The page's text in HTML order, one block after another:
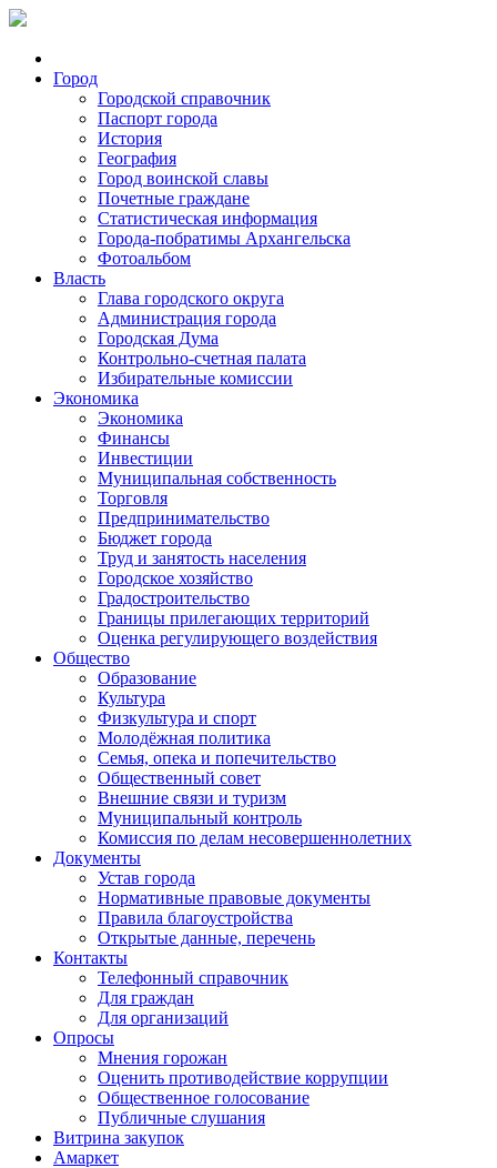
Город
Городской справочник
Паспорт города
История
География
Город воинской славы
Почетные граждане
Статистическая информация
Города-побратимы Архангельска
Фотоальбом
Власть
Глава городского округа
Администрация города
Городская Дума
Контрольно-счетная палата
Избирательные комиссии
Экономика
Экономика
Финансы
Инвестиции
Муниципальная собственность
Торговля
Предпринимательство
Бюджет города
Труд и занятость населения
Городское хозяйство
Градостроительство
Границы прилегающих территорий
Оценка регулирующего воздействия
Общество
Образование
Культура
Физкультура и спорт
Молодёжная политика
Семья, опека и попечительство
Общественный совет
Внешние связи и туризм
Муниципальный контроль
Комиссия по делам несовершеннолетних
Документы
Устав города
Нормативные правовые документы
Правила благоустройства
Открытые данные, перечень
Контакты
Телефонный справочник
Для граждан
Для организаций
Опросы
Мнения горожан
Оценить противодействие коррупции
Общественное голосование
Публичные слушания
Витрина закупок
Амаркет